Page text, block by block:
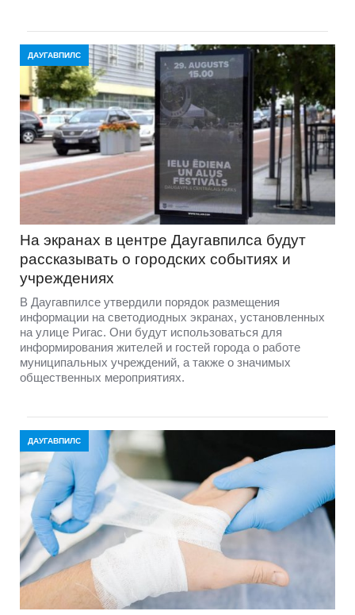
ДАУГАВПИЛС
На экранах в центре Даугавпилса будут
рассказывать о городских событиях и
учреждениях
В Даугавпилсе утвердили порядок размещения
информации на светодиодных экранах, установленных
на улице Ригас. Они будут использоваться для
информирования жителей и гостей города о работе
муниципальных учреждений, а также о значимых
общественных мероприятиях.
ДАУГАВПИЛС